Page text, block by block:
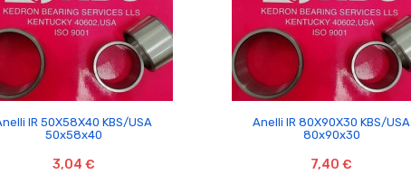

IR 50X58X40 KBS/USA
50x58x40
3,04 €

Anelli IR 80X90X30 KBS/USA
80x90x30
7,40 €